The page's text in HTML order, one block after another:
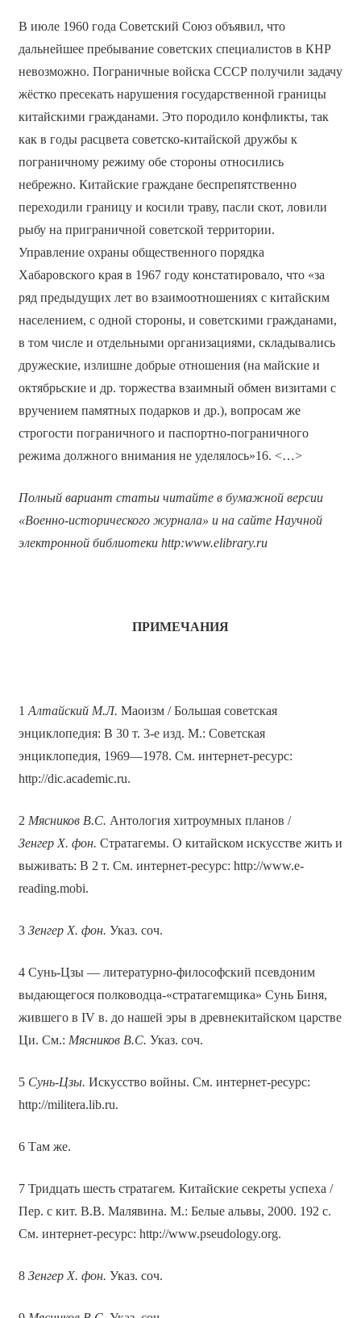
В июле 1960 года Советский Союз объявил, что
дальнейшее пребывание советских специалистов в КНР
невозможно. Пограничные войска СССР получили задачу
жёстко пресекать нарушения государственной границы
китайскими гражданами. Это породило конфликты, так
как в годы расцвета советско-китайской дружбы к
пограничному режиму обе стороны относились
небрежно. Китайские граждане беспрепятственно
переходили границу и косили траву, пасли скот, ловили
рыбу на приграничной советской территории.
Управление охраны общественного порядка
Хабаровского края в 1967 году констатировало, что «за
ряд предыдущих лет во взаимоотношениях с китайским
населением, с одной стороны, и советскими гражданами,
в том числе и отдельными организациями, складывались
дружеские, излишне добрые отношения (на майские и
октябрьские и др. торжества взаимный обмен визитами с
вручением памятных подарков и др.), вопросам же
строгости пограничного и паспортно-пограничного
режима должного внимания не уделялось»16. <…>
Полный вариант статьи читайте в бумажной версии
«Военно-исторического журнала» и на сайте Научной
электронной библиотеки http:www.elibrary.ru
ПРИМЕЧАНИЯ
1 Алтайский М.Л. Маоизм / Большая советская
энциклопедия: В 30 т. 3-е изд. М.: Советская
энциклопедия, 1969—1978. См. интернет-ресурс:
http://dic.academic.ru.
2 Мясников В.С. Антология хитроумных планов /
Зенгер Х. фон. Стратагемы. О китайском искусстве жить и
выживать: В 2 т. См. интернет-ресурс: http://www.e-
reading.mobi.
3 Зенгер Х. фон. Указ. соч.
4 Сунь-Цзы — литературно-философский псевдоним
выдающегося полководца-«стратагемщика» Сунь Биня,
жившего в IV в. до нашей эры в древнекитайском царстве
Ци. См.: Мясников В.С. Указ. соч.
5 Сунь-Цзы. Искусство войны. См. интернет-ресурс:
http://militera.lib.ru.
6 Там же.
7 Тридцать шесть стратагем. Китайские секреты успеха /
Пер. с кит. В.В. Малявина. М.: Белые альвы, 2000. 192 с.
См. интернет-ресурс: http://www.pseudology.org.
8 Зенгер Х. фон. Указ. соч.